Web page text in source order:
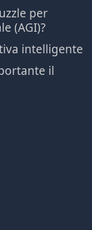
per
(AGI)?
intelligente
il